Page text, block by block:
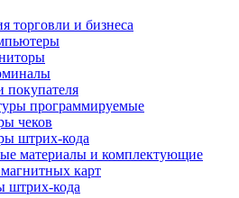
торговли и бизнеса
покупателя
программируемые
чеков
штрих-кода
материалы и комплектующие
карт
штрих-кода